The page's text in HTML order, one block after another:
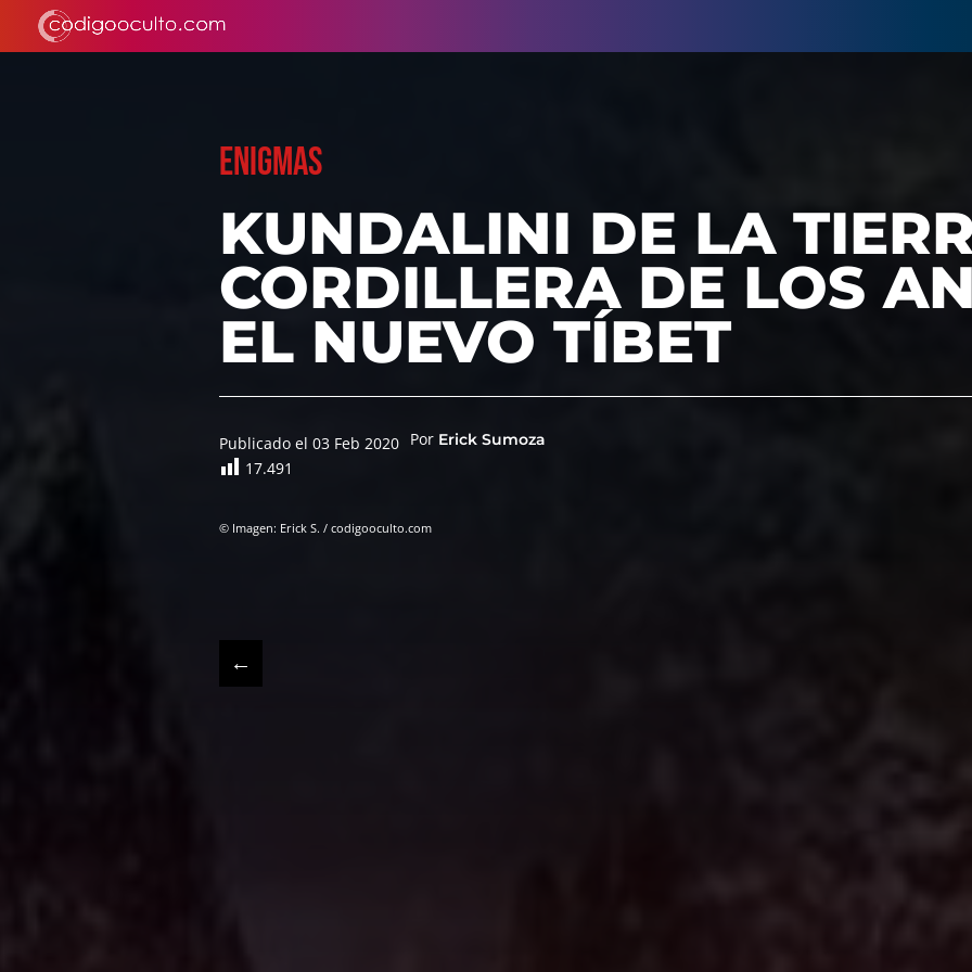
ENIGMAS
KUNDALINI DE LA
CORDILLERA DE LOS
EL NUEVO TÍBET
Publicado el 03 Feb 2020 Por Erick Sumoza
17.491
© Imagen: Erick S. / codigooculto.com
←